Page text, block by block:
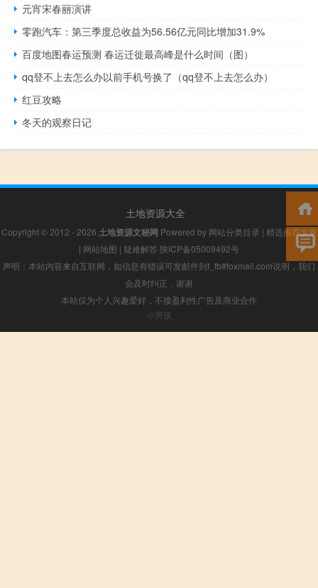
元宵宋春丽演讲
零跑汽车：第三季度总收益为56.56亿元同比增加31.9%
百度地图春运预测 春运迁徙最高峰是什么时间（图）
qq登不上去怎么办以前手机号换了（qq登不上去怎么办）
红豆攻略
冬天的观察日记
土地资源大全
Copyright © 2012 - 2026 土地资源文秘网 Powered by 网站分类目录 | 精选推荐文章
| 网站地图 | 疑难解答 陕ICP备05009492号
声明：本站内容来自互联网，如信息有错误可发邮件到f_fb#foxmail.com说明，我们
会及时纠正，谢谢
本站仅为个人兴趣爱好，不接盈利性广告及商业合作
小男孩